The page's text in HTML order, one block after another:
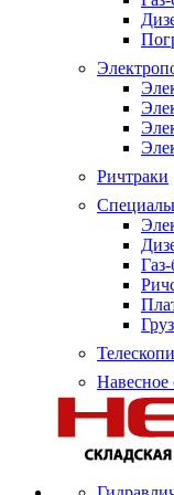
Ричтраки
Навесное